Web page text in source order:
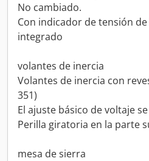
No cambiado.
Con indicador de tensión
integrado
volantes de inercia
Volantes de inercia con
351)
El ajuste básico de voltaje
Perilla giratoria en la parte
mesa de sierra